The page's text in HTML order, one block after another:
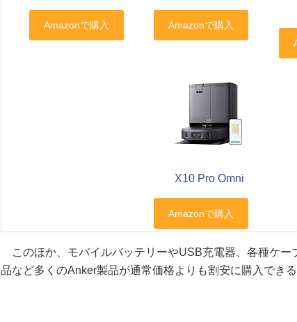
X10 Pro Omni
このほか、モバイルバッテリーやUSB充電器、各種ケー
品など多くのAnker製品が通常価格よりも割安に購入できる